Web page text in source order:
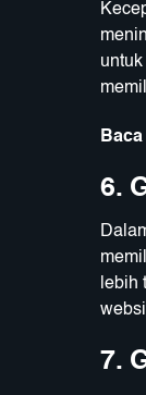
6.
lebih
7.